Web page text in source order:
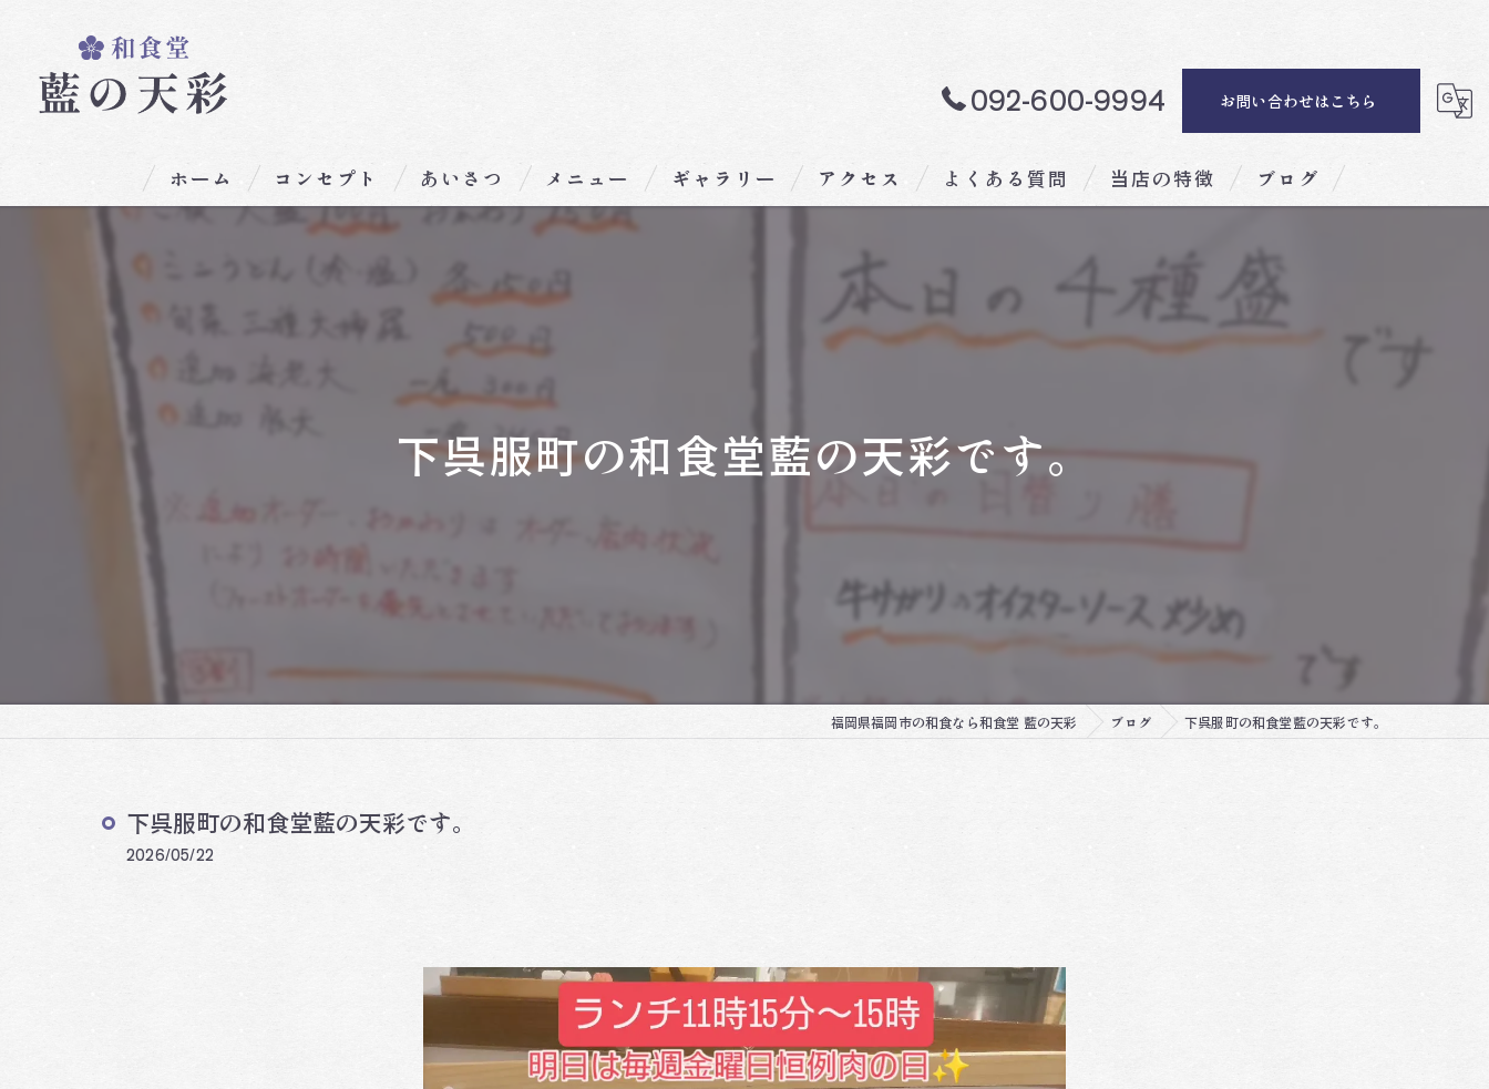
092-600-9994 お問い合わせはこちら
ホーム コンセプト あいさつ メニュー ギャラリー アクセス よくある質問 当店の特徴
ディナー
ランチ
会席料理
記念日
ブログ
下呉服町の和食堂藍の天彩です。
福岡県福岡市の和食なら和食堂 藍の天彩 ブログ 下呉服町の和食堂藍の天彩です。
下呉服町の和食堂藍の天彩です。
2026/05/22